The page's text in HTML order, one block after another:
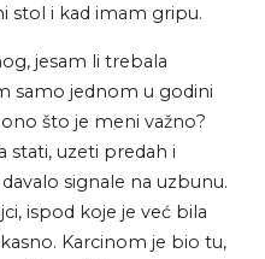
stol i kad imam gripu.
jesam li trebala
samo jednom u godini
što je meni važno?
stati, uzeti predah i
signale na uzbunu.
ispod koje je već bila
Karcinom je bio tu,